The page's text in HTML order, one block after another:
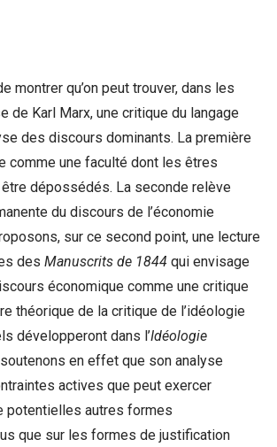
montrer qu’on peut trouver, dans les
de Karl Marx, une critique du langage
des discours dominants. La première
comme une faculté dont les êtres
dépossédés. La seconde relève
du discours de l’économie
sur ce second point, une lecture
des Manuscrits de 1844 qui envisage
économique comme une critique
théorique de la critique de l’idéologie
développeront dans l’Idéologie
en effet que son analyse
actives que peut exercer
potentielles autres formes
que sur les formes de justification